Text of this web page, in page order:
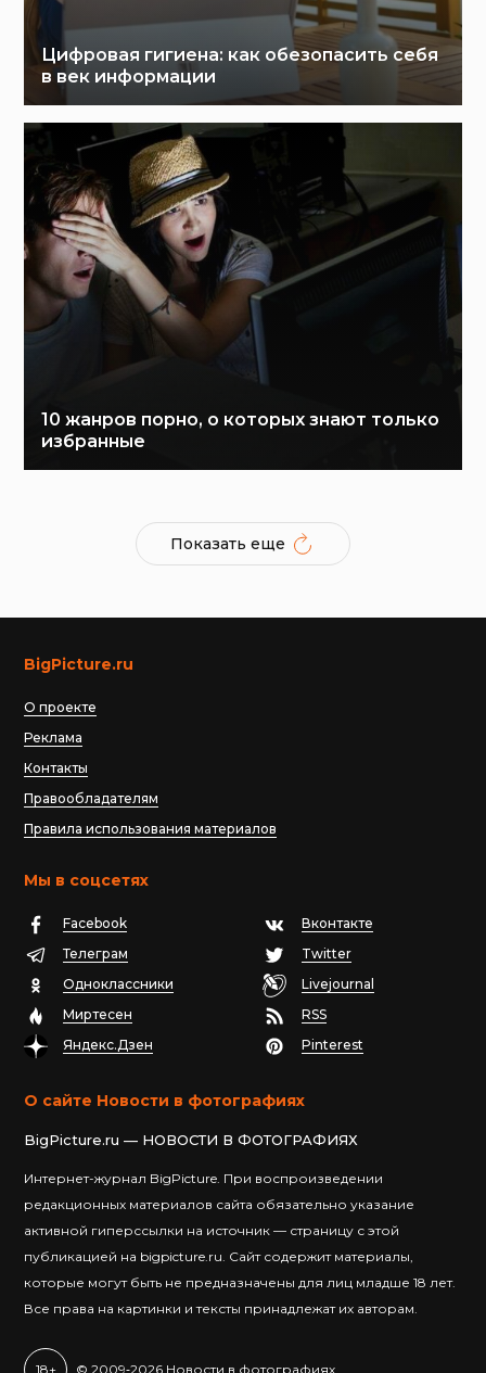
Цифровая гигиена: как обезопасить себя
в век информации
10 жанров порно, о которых знают только
избранные
Показать еще
BigPicture.ru
О проекте
Реклама
Контакты
Правообладателям
Правила использования материалов
Мы в соцсетях
Facebook
Вконтакте
Телеграм
Twitter
Одноклассники
Livejournal
Миртесен
RSS
Яндекс.Дзен
Pinterest
О сайте Новости в фотографиях
BigPicture.ru — НОВОСТИ В ФОТОГРАФИЯХ
Интернет-журнал BigPicture. При воспроизведении
редакционных материалов сайта обязательно указание
активной гиперссылки на источник — страницу с этой
публикацией на bigpicture.ru. Сайт содержит материалы,
которые могут быть не предназначены для лиц младше 18 лет.
Все права на картинки и тексты принадлежат их авторам.
18+ © 2009‐2026 Новости в фотографиях